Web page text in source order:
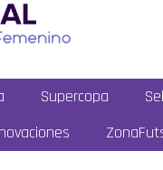
Supercopa